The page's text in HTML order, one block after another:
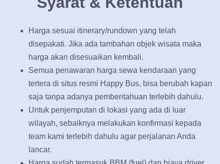
Harga sesuai itinerary/rundown yang telah
disepakati. Jika ada tambahan objek wisata maka
harga akan disesuaikan kembali.
Semua penawaran harga sewa kendaraan yang
tertera di situs resmi Happy Bus, bisa berubah kapan
saja tanpa adanya pemberitahuan terlebih dahulu.
Untuk penjemputan di lokasi yang ada di luar
wilayah, sebaiknya melakukan konfirmasi kepada
team kami terlebih dahulu agar perjalanan Anda
lancar.